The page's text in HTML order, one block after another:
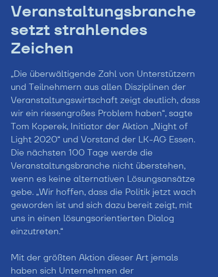
Veranstaltungsbranche
setzt strahlendes
Zeichen
„Die überwältigende Zahl von Unterstützern
und Teilnehmern aus allen Disziplinen der
Veranstaltungswirtschaft zeigt deutlich, dass
wir ein riesengroßes Problem haben“, sagte
Tom Koperek, Initiator der Aktion „Night of
Light 2020“ und Vorstand der LK-AG Essen.
Die nächsten 100 Tage werde die
Veranstaltungsbranche nicht überstehen,
wenn es keine alternativen Lösungsansätze
gebe. „Wir hoffen, dass die Politik jetzt wach
geworden ist und sich dazu bereit zeigt, mit
uns in einen lösungsorientierten Dialog
einzutreten.“
Mit der größten Aktion dieser Art jemals
haben sich Unternehmen der